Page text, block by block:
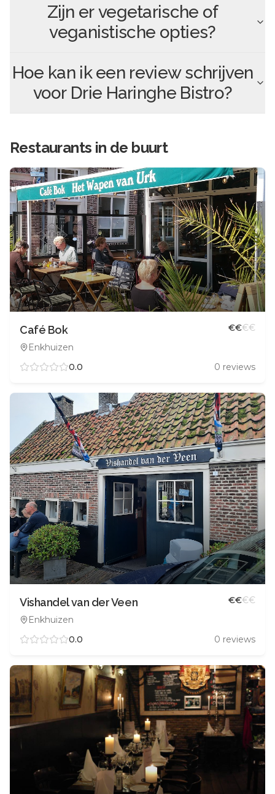
Zijn er vegetarische of
veganistische opties?
Hoe kan ik een review schrijven
voor Drie Haringhe Bistro?
Restaurants in de buurt
Café Bok
Enkhuizen
€€€€
0.0 0 reviews
Vishandel van der Veen
Enkhuizen
€€€€
0.0 0 reviews